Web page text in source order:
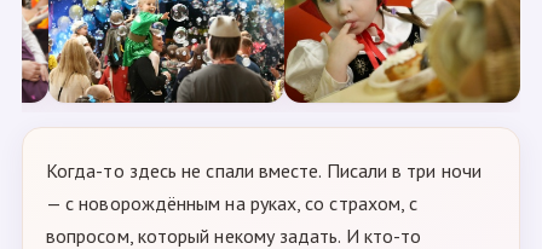
Когда-то здесь не спали вместе. Писали в три ночи
— с новорождённым на руках, со страхом, с
вопросом, который некому задать. И кто-то